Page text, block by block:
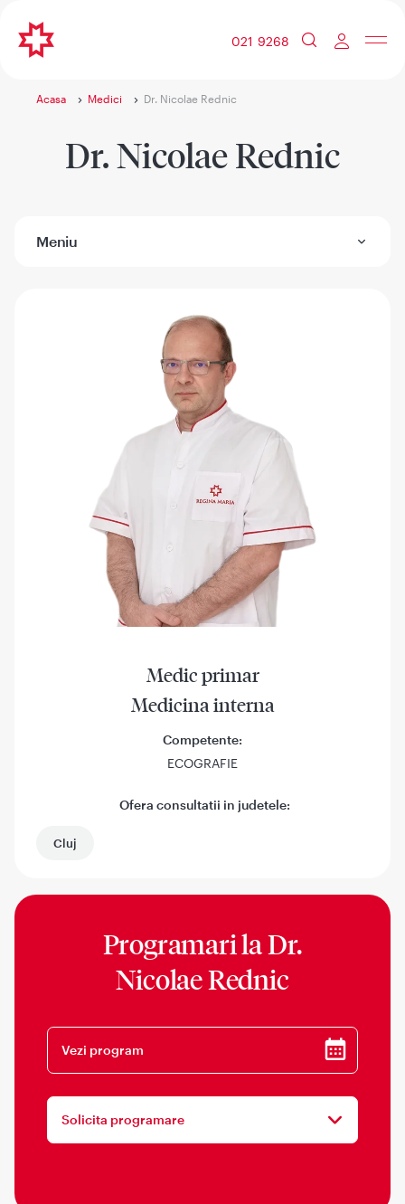
021 9268
Acasa Medici Dr. Nicolae Rednic
Dr. Nicolae Rednic
Meniu
Medic primar
Medicina interna
Competente:
ECOGRAFIE
Ofera consultatii in judetele:
Cluj
Programari laDr.
Nicolae Rednic
Vezi program
Solicita programare